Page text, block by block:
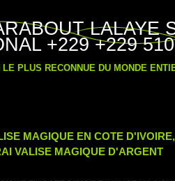
LALAYE
+229 +229
PLUS RECONNUE DU MONDE
MAGIQUE EN COTE D'IVOIRE,
VALISE MAGIQUE D'ARGENT